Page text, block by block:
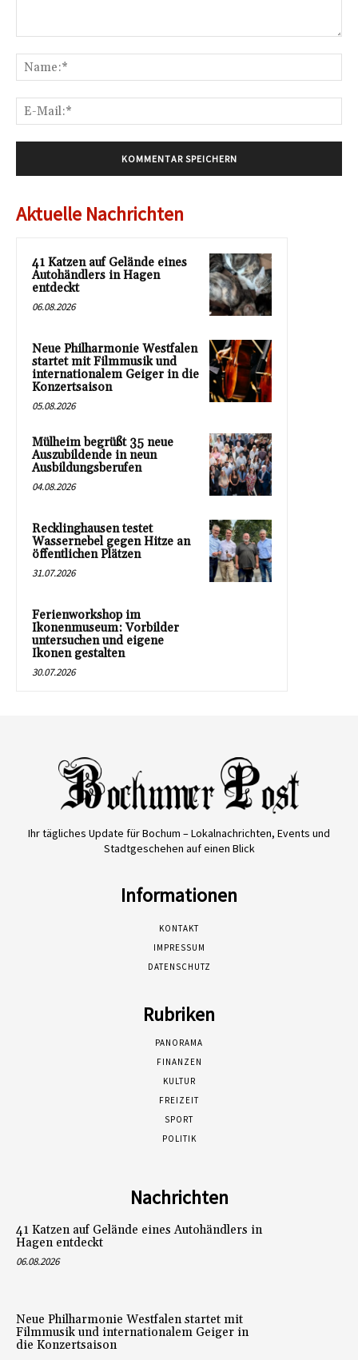
Aktuelle Nachrichten
41 Katzen auf Gelände eines
Autohändlers in Hagen
entdeckt
06.08.2026
Neue Philharmonie Westfalen
startet mit Filmmusik und
internationalem Geiger in die
Konzertsaison
05.08.2026
Mülheim begrüßt 35 neue
Auszubildende in neun
Ausbildungsberufen
04.08.2026
Recklinghausen testet
Wassernebel gegen Hitze an
öffentlichen Plätzen
31.07.2026
Ferienworkshop im
Ikonenmuseum: Vorbilder
untersuchen und eigene
Ikonen gestalten
30.07.2026
Ihr tägliches Update für Bochum – Lokalnachrichten, Events und
Stadtgeschehen auf einen Blick
Informationen
KONTAKT
IMPRESSUM
DATENSCHUTZ
Rubriken
PANORAMA
FINANZEN
KULTUR
FREIZEIT
SPORT
POLITIK
Nachrichten
41 Katzen auf Gelände eines Autohändlers in
Hagen entdeckt
06.08.2026
Neue Philharmonie Westfalen startet mit
Filmmusik und internationalem Geiger in
die Konzertsaison